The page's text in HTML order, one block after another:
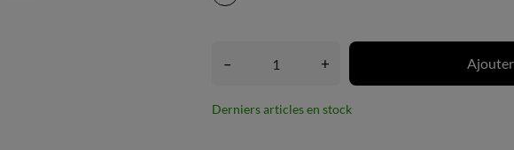
– +
Derniers articles en stock